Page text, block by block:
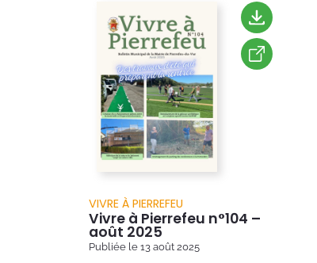
VIVRE À PIERREFEU
Vivre à Pierrefeu n°104 –
août 2025
Publiée le 13 août 2025